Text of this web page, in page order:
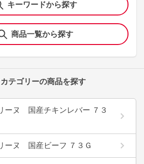
キーワードから探す
商品一覧から探す
カテゴリーの商品を探す
ーヌ 国産チキンレバー ７３
ーヌ 国産ビーフ ７３Ｇ